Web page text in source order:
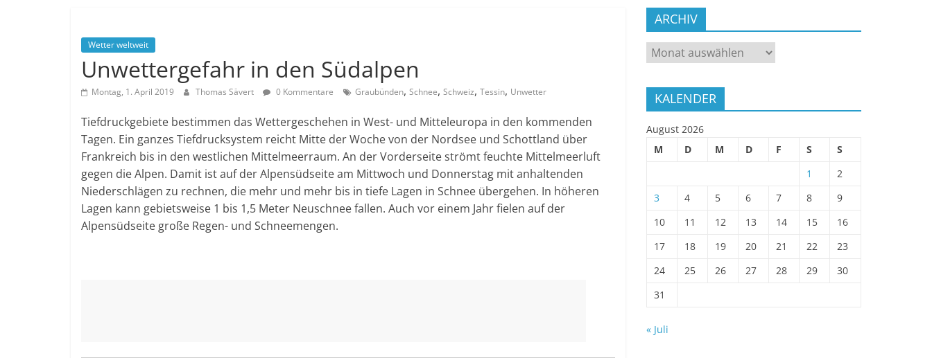
Wetter weltweit
Unwettergefahr in den Südalpen
Montag, 1. April 2019 Thomas Sävert 0 Kommentare Graubünden, Schnee, Schweiz, Tessin, Unwetter
Tiefdruckgebiete bestimmen das Wettergeschehen in West- und Mitteleuropa in den kommenden
Tagen. Ein ganzes Tiefdrucksystem reicht Mitte der Woche von der Nordsee und Schottland über
Frankreich bis in den westlichen Mittelmeerraum. An der Vorderseite strömt feuchte Mittelmeerluft
gegen die Alpen. Damit ist auf der Alpensüdseite am Mittwoch und Donnerstag mit anhaltenden
Niederschlägen zu rechnen, die mehr und mehr bis in tiefe Lagen in Schnee übergehen. In höheren
Lagen kann gebietsweise 1 bis 1,5 Meter Neuschnee fallen. Auch vor einem Jahr fielen auf der
Alpensüdseite große Regen- und Schneemengen.
ARCHIV
ARCHIV
KALENDER
August 2026
M
D M D F S
S
1
2
3
4 5 6 7 8
9
10
11 12 13 14 15
16
17
18 19 20 21 22
23
24
25 26 27 28 29
30
31
« Juli